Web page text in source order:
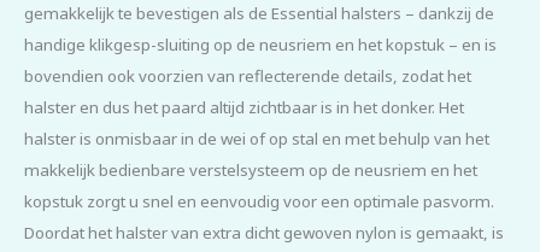
gemakkelijk te bevestigen als de Essential halsters – dankzij de
handige klikgesp-sluiting op de neusriem en het kopstuk – en is
bovendien ook voorzien van reflecterende details, zodat het
halster en dus het paard altijd zichtbaar is in het donker. Het
halster is onmisbaar in de wei of op stal en met behulp van het
makkelijk bedienbare verstelsysteem op de neusriem en het
kopstuk zorgt u snel en eenvoudig voor een optimale pasvorm.
Doordat het halster van extra dicht gewoven nylon is gemaakt, is